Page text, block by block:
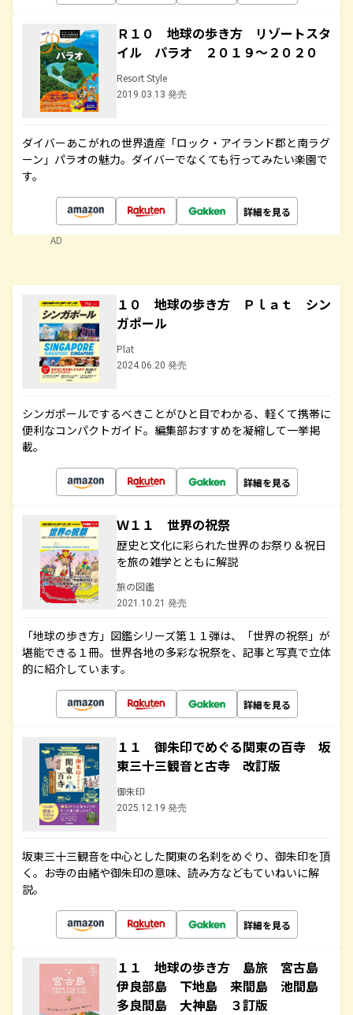
Ｒ１０ 地球の歩き方 リゾートスタ
イル パラオ ２０１９～２０２０
Resort Style
2019.03.13 発売
ダイバーあこがれの世界遺産「ロック・アイランド郡と南ラグ
ーン」パラオの魅力。ダイバーでなくても行ってみたい楽園で
す。
詳細を見る
AD
１０ 地球の歩き方 Ｐｌａｔ シン
ガポール
Plat
2024.06.20 発売
シンガポールでするべきことがひと目でわかる、軽くて携帯に
便利なコンパクトガイド。編集部おすすめを凝縮して一挙掲
載。
詳細を見る
Ｗ１１ 世界の祝祭
歴史と文化に彩られた世界のお祭り＆祝日
を旅の雑学とともに解説
旅の図鑑
2021.10.21 発売
「地球の歩き方」図鑑シリーズ第１１弾は、「世界の祝祭」が
堪能できる１冊。世界各地の多彩な祝祭を、記事と写真で立体
的に紹介しています。
詳細を見る
１１ 御朱印でめぐる関東の百寺 坂
東三十三観音と古寺 改訂版
御朱印
2025.12.19 発売
坂東三十三観音を中心とした関東の名刹をめぐり、御朱印を頂
く。お寺の由緒や御朱印の意味、読み方などもていねいに解
説。
詳細を見る
１１ 地球の歩き方 島旅 宮古島
伊良部島 下地島 来間島 池間島
多良間島 大神島 ３訂版